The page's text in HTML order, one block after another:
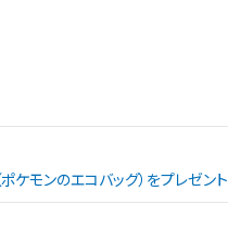
ケモンのエコバッグ）をプレゼント